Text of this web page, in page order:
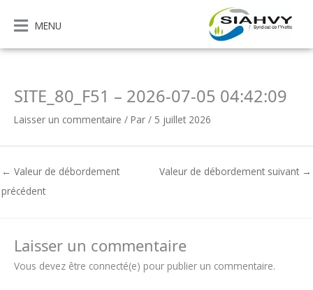
contenu
MENU
SITE_80_F51 – 2026-07-05 04:42:09
Laisser un commentaire / Par / 5 juillet 2026
← Valeur de débordement
précédent
Valeur de débordement suivant →
Laisser un commentaire
Vous devez être connecté(e) pour publier un commentaire.